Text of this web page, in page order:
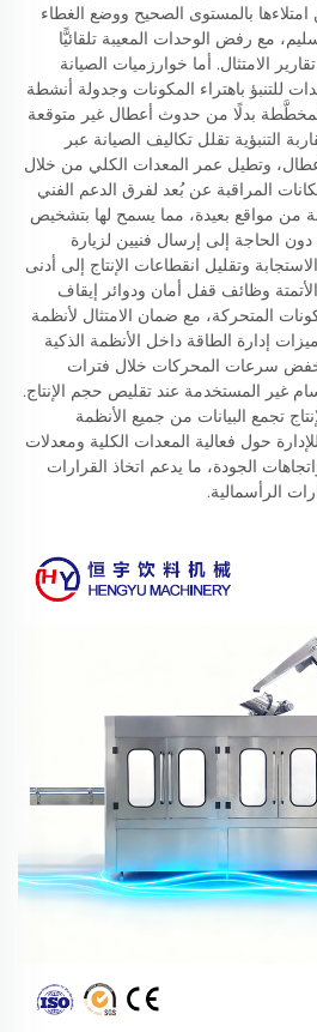
بالمستوى الصحيح ووضع الغطاء
مع رفض الوحدات المعيبة تلقائيًّا
الامتثال. أما خوارزميات الصيانة
للتنبؤ باهتراء المكونات وجدولة أنشطة
بدلًا من حدوث أعطال غير متوقعة
التنبؤية تقلل تكاليف الصيانة عبر
وتطيل عمر المعدات الكلي من خلال
المراقبة عن بُعد لفرق الدعم الفني
من مواقع بعيدة، مما يسمح لها بتشخيص
الحاجة إلى إرسال فنيين لزيارة
وتقليل انقطاعات الإنتاج إلى أدنى
وظائف قفل أمان ودوائر إيقاف
المتحركة، مع ضمان الامتثال لأنظمة
إدارة الطاقة داخل الأنظمة الذكية
سرعات المحركات خلال فترات
غير المستخدمة عند تقليص حجم الإنتاج.
تجمع البيانات من جميع الأنظمة
حول فعالية المعدات الكلية ومعدلات
الجودة، ما يدعم اتخاذ القرارات
الرأسمالية.